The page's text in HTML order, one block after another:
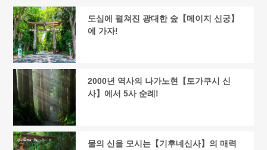
도심에 펼쳐진 광대한 숲【메이지 신궁】
에 가자!
2000년 역사의 나가노현【토가쿠시 신
사】에서 5사 순례!
물의 신을 모시는【기후네신사】의 매력